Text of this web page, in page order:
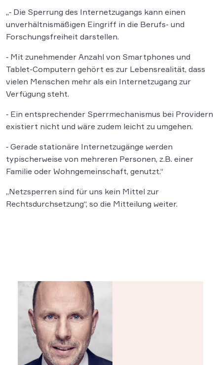
„‐ Die Sperrung des Internetzugangs kann einen
unverhältnismäßigen Eingriff in die Berufs- und
Forschungsfreiheit darstellen.
‐ Mit zunehmender Anzahl von Smartphones und
Tablet-Computern gehört es zur Lebensrealität, dass
vielen Menschen mehr als ein Internetzugang zur
Verfügung steht.
‐ Ein entsprechender Sperrmechanismus bei Providern
existiert nicht und wäre zudem leicht zu umgehen.
‐ Gerade stationäre Internetzugänge werden
typischerweise von mehreren Personen, z.B. einer
Familie oder Wohngemeinschaft, genutzt.“
„Netzsperren sind für uns kein Mittel zur
Rechtsdurchsetzung“, so die Mitteilung weiter.